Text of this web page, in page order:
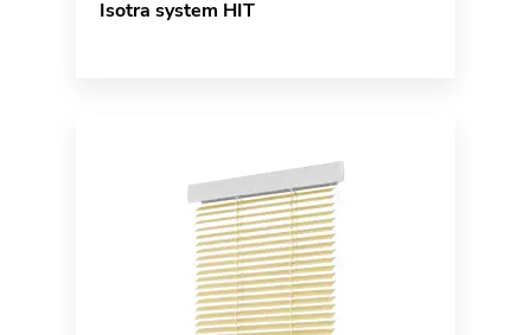
Isotra system HIT